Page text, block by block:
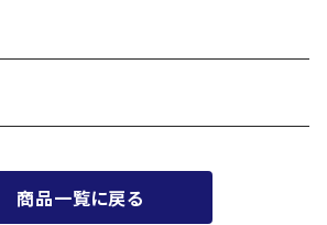
商品一覧に戻る